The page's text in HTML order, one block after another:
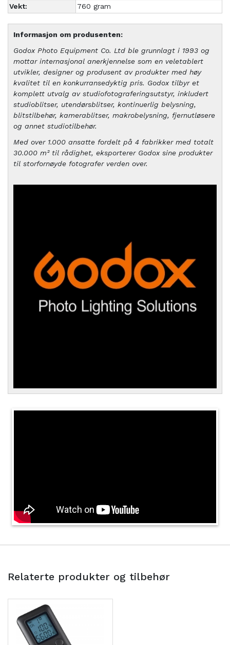
Vekt:
760 gram
Informasjon om produsenten:
Godox Photo Equipment Co. Ltd ble grunnlagt i 1993 og
mottar internasjonal anerkjennelse som en veletablert
utvikler, designer og produsent av produkter med høy
kvalitet til en konkurransedyktig pris. Godox tilbyr et
komplett utvalg av studiofotograferingsutstyr, inkludert
studioblitser, utendørsblitser, kontinuerlig belysning,
blitstilbehør, kamerablitser, makrobelysning, fjernutløsere
og annet studiotilbehør.
Med over 1.000 ansatte fordelt på 4 fabrikker med totalt
30.000 m² til rådighet, eksporterer Godox sine produkter
til storfornøyde fotografer verden over.
Relaterte produkter og tilbehør